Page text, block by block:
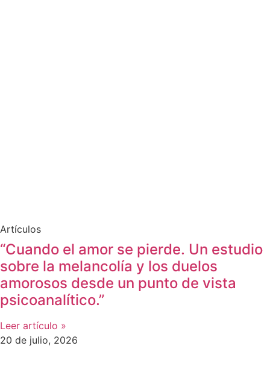
Artículos
“Cuando el amor se pierde. Un estudio
sobre la melancolía y los duelos
amorosos desde un punto de vista
psicoanalítico.”
Leer artículo »
20 de julio, 2026